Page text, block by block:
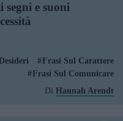
segni e suoni
Frasi Sul Carattere
Frasi Sul Comunicare
Di Hannah Arendt